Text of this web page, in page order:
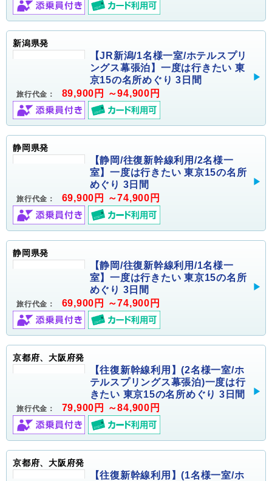
新潟県発
【JR新潟/1名様一室/ホテルスプリ
ングス幕張泊】一度は行きたい 東
京15の名所めぐり 3日間
旅行代金： 89,900円 ～94,900円
静岡県発
【静岡/往復新幹線利用/2名様一
室】一度は行きたい 東京15の名所
めぐり 3日間
旅行代金： 69,900円 ～74,900円
静岡県発
【静岡/往復新幹線利用/1名様一
室】一度は行きたい 東京15の名所
めぐり 3日間
旅行代金： 69,900円 ～74,900円
京都府、大阪府発
【往復新幹線利用】(2名様一室/ホ
テルスプリングス幕張泊)一度は行
きたい 東京15の名所めぐり 3日間
旅行代金： 79,900円 ～84,900円
京都府、大阪府発
【往復新幹線利用】(1名様一室/ホ